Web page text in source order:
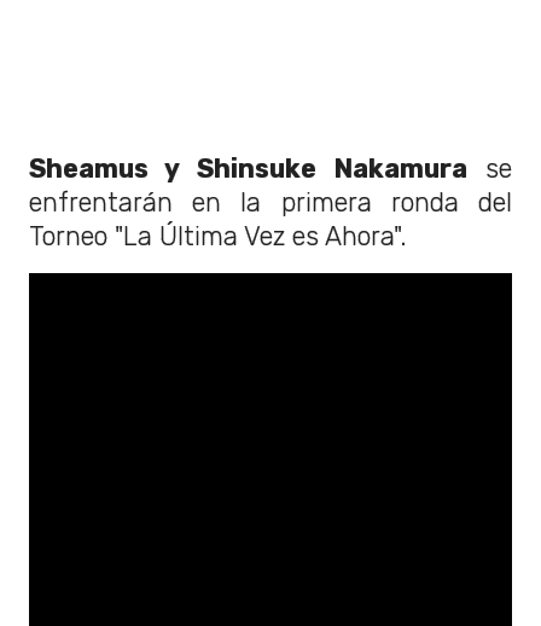
Sheamus y Shinsuke Nakamura se
enfrentarán en la primera ronda del
Torneo "La Última Vez es Ahora".